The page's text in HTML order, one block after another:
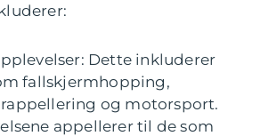
Dette inkluderer
fallskjermhopping,
og motorsport.
appellerer til de som